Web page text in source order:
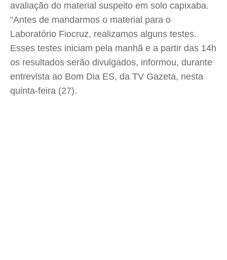
avaliação do material suspeito em solo capixaba.
"Antes de mandarmos o material para o
Laboratório Fiocruz, realizamos alguns testes.
Esses testes iniciam pela manhã e a partir das 14h
os resultados serão divulgados, informou, durante
entrevista ao Bom Dia ES, da TV Gazeta, nesta
quinta-feira (27).